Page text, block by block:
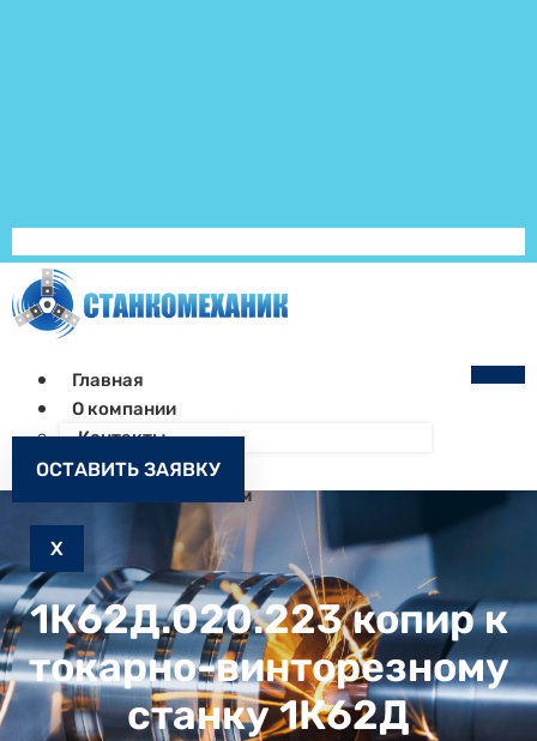
Главная
О компании
Контакты
Как заказать
Запчасти к станкам
X
ОСТАВИТЬ ЗАЯВКУ
1К62Д.020.223 копир к
токарно-винторезному
станку 1К62Д